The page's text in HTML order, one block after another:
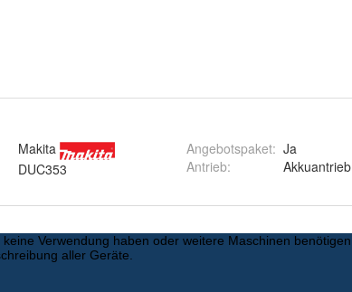
Makita
DUC353
Angebotspaket: Ja
Antrieb: Akkuantrieb